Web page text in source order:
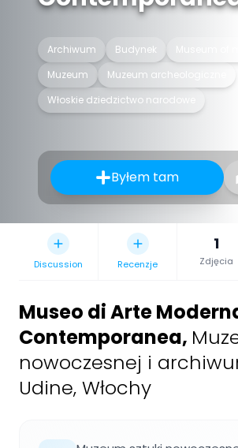
Archiwum Budynek
Muzeum
Muzeum archeologiczne
Włoskie dziedzictwo narodowe
Byłem tam
Discussion Recenzje
1
Zdjęcia
Museo di Arte
Contemporanea,
nowoczesnej i
Udine, Włochy